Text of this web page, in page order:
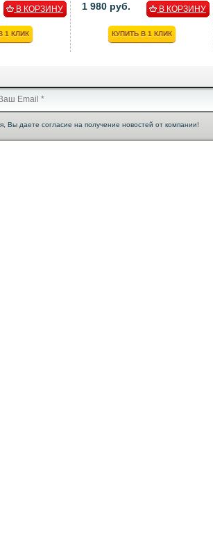
В КОРЗИНУ
1 КЛИК
1 980 руб. В КОРЗИНУ
КУПИТЬ В 1 КЛИК
Вы даете согласие на получение новостей от компании!